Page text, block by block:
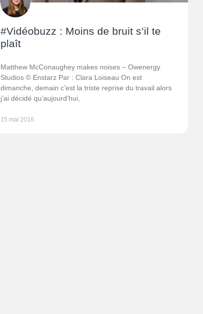
#Vidéobuzz : Moins de bruit s’il te
plaît
Matthew McConaughey makes noises – Owenergy
Studios © Enstarz Par : Clara Loiseau On est
dimanche, demain c’est la triste reprise du travail alors
j’ai décidé qu’aujourd’hui,
15 mai 2016